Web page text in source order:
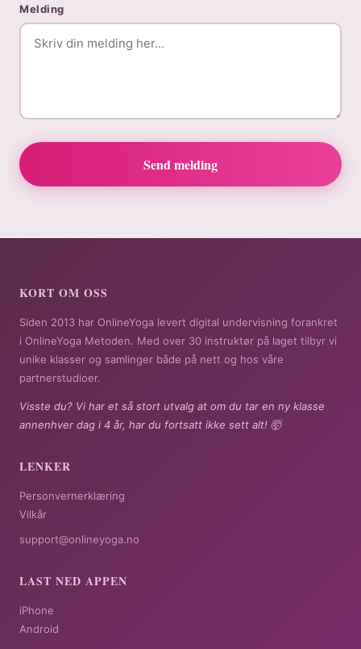
Melding
Send melding
KORT OM OSS
Siden 2013 har OnlineYoga levert digital undervisning forankret
i OnlineYoga Metoden. Med over 30 instruktør på laget tilbyr vi
unike klasser og samlinger både på nett og hos våre
partnerstudioer.
Visste du? Vi har et så stort utvalg at om du tar en ny klasse
annenhver dag i 4 år, har du fortsatt ikke sett alt! 🤯
LENKER
Personvernerklæring
Vilkår
support@onlineyoga.no
LAST NED APPEN
iPhone
Android